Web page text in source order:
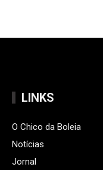
LINKS
O Chico da Boleia
Notícias
Jornal